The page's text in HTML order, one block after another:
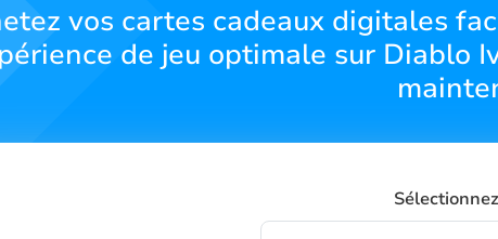
vos cartes cadeaux digitales
de jeu optimale sur Diablo